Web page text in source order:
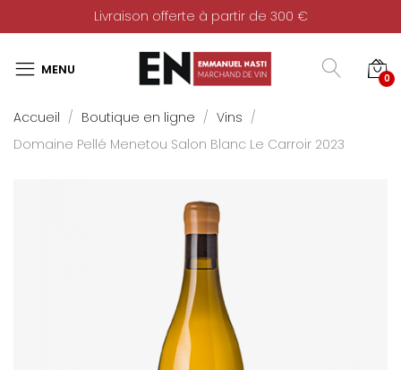
Livraison offerte à partir de 300 €
0
Accueil Boutique en ligne
Vins
Domaine Pellé Menetou Salon Blanc Le Carroir 2023